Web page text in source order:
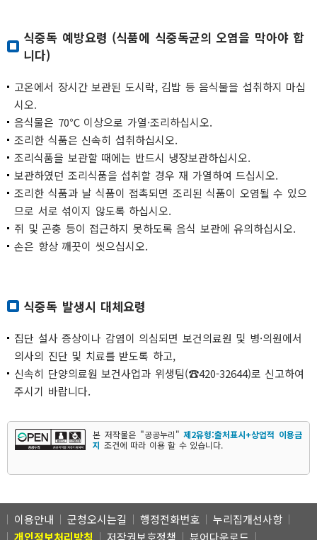
식중독 예방요령 (식품에 식중독균의 오염을 막아야 합
니다)
고온에서 장시간 보관된 도시락, 김밥 등 음식물을 섭취하지 마십
시오.
음식물은 70℃ 이상으로 가열·조리하십시오.
조리한 식품은 신속히 섭취하십시오.
조리식품을 보관할 때에는 반드시 냉장보관하십시오.
보관하였던 조리식품을 섭취할 경우 재 가열하여 드십시오.
조리한 식품과 날 식품이 접촉되면 조리된 식품이 오염될 수 있으
므로 서로 섞이지 않도록 하십시오.
쥐 및 곤충 등이 접근하지 못하도록 음식 보관에 유의하십시오.
손은 항상 깨끗이 씻으십시오.
식중독 발생시 대체요령
집단 설사 증상이나 감염이 의심되면 보건의료원 및 병·의원에서
의사의 진단 및 치료를 받도록 하고,
신속히 단양의료원 보건사업과 위생팀(☎420-32644)로 신고하여
주시기 바랍니다.
본 저작물은 "공공누리"제2유형:출처표시+상업적 이용금
지 조건에 따라 이용 할 수 있습니다.
이용안내 군청오시는길 행정전화번호
누리집개선사항
개인정보처리방침
저작권보호정책 뷰어다운로드